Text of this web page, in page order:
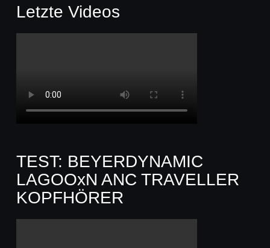
Letzte Videos
TEST: BEYERDYNAMIC
LAGOOxN ANC TRAVELLER
KOPFHÖRER